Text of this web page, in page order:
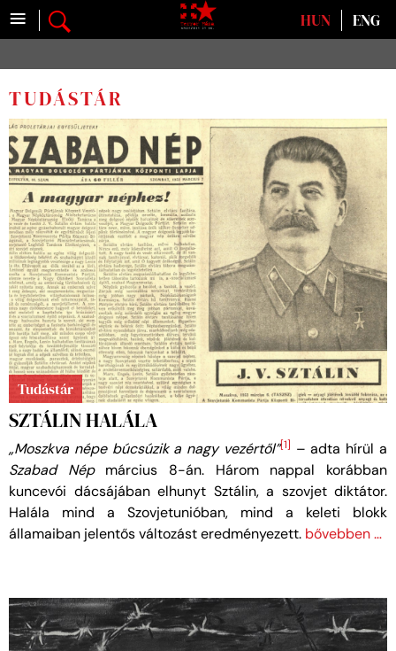
≡ Válasszon nyelvet
HUN ENG
TUDÁSTÁR
Tudástár
SZTÁLIN HALÁLA
„Moszkva népe búcsúzik a nagy vezértől”[1] – adta hírül a
Szabad Népmárcius 8-án. Három nappal korábban
kuncevói dácsájában elhunyt Sztálin, a szovjet diktátor.
Halála mind a Szovjetunióban, mind a keleti blokk
államaiban jelentős változást eredményezett. bővebben …